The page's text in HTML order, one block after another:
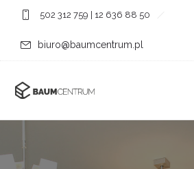
502 312 759 12 636 88 50
biuro@baumcentrum.pl